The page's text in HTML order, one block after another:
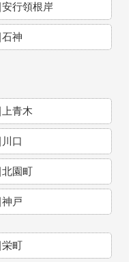
安行領根岸
石神
上青木
川口
北園町
神戸
栄町